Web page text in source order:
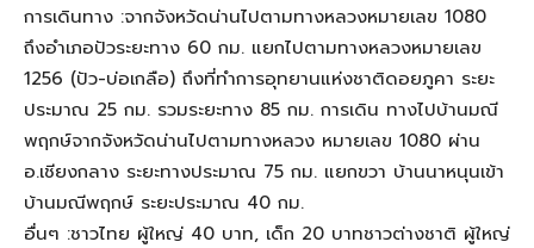
การเดินทาง :จากจังหวัดน่านไปตามทางหลวงหมายเลข 1080
ถึงอำเภอปัวระยะทาง 60 กม. แยกไปตามทางหลวงหมายเลข
1256 (ปัว-บ่อเกลือ) ถึงที่ทำการอุทยานแห่งชาติดอยภูคา ระยะ
ประมาณ 25 กม. รวมระยะทาง 85 กม. การเดิน ทางไปบ้านมณี
พฤกษ์จากจังหวัดน่านไปตามทางหลวง หมายเลข 1080 ผ่าน
อ.เชียงกลาง ระยะทางประมาณ 75 กม. แยกขวา บ้านนาหนุนเข้า
บ้านมณีพฤกษ์ ระยะประมาณ 40 กม.
อื่นๆ :ชาวไทย ผู้ใหญ่ 40 บาท, เด็ก 20 บาทชาวต่างชาติ ผู้ใหญ่